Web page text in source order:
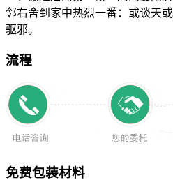
邻右舍到家中热烈一番：或谈天
驱邪。
流程
免费包装材料